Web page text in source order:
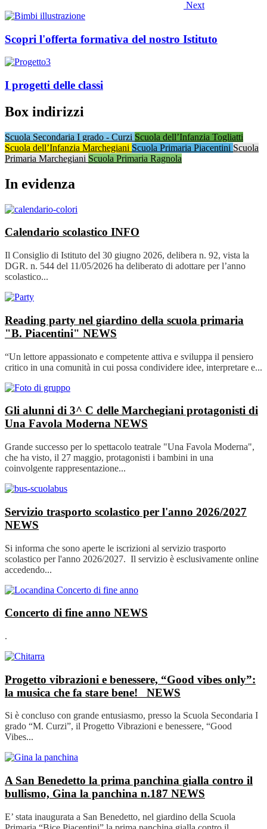
Next
Scopri l'offerta formativa del nostro Istituto
I progetti delle classi
Box indirizzi
Scuola Secondaria I grado - Curzi Scuola dell’Infanzia Togliatti
Scuola dell’Infanzia Marchegiani Scuola Primaria Piacentini Scuola
Primaria Marchegiani Scuola Primaria Ragnola
In evidenza
Calendario scolastico INFO
Il Consiglio di Istituto del 30 giugno 2026, delibera n. 92, vista la
DGR. n. 544 del 11/05/2026 ha deliberato di adottare per l’anno
scolastico...
Reading party nel giardino della scuola primaria
"B. Piacentini" NEWS
“Un lettore appassionato e competente attiva e sviluppa il pensiero
critico in una comunità in cui possa condividere idee, interpretare e...
Gli alunni di 3^ C delle Marchegiani protagonisti di
Una Favola Moderna NEWS
Grande successo per lo spettacolo teatrale "Una Favola Moderna",
che ha visto, il 27 maggio, protagonisti i bambini in una
coinvolgente rappresentazione...
Servizio trasporto scolastico per l'anno 2026/2027
NEWS
Si informa che sono aperte le iscrizioni al servizio trasporto
scolastico per l'anno 2026/2027. Il servizio è esclusivamente online
accedendo...
Concerto di fine anno NEWS
.
Progetto vibrazioni e benessere, “Good vibes only”:
la musica che fa stare bene! NEWS
Si è concluso con grande entusiasmo, presso la Scuola Secondaria I
grado “M. Curzi”, il Progetto Vibrazioni e benessere, “Good
Vibes...
A San Benedetto la prima panchina gialla contro il
bullismo, Gina la panchina n.187 NEWS
E’ stata inaugurata a San Benedetto, nel giardino della Scuola